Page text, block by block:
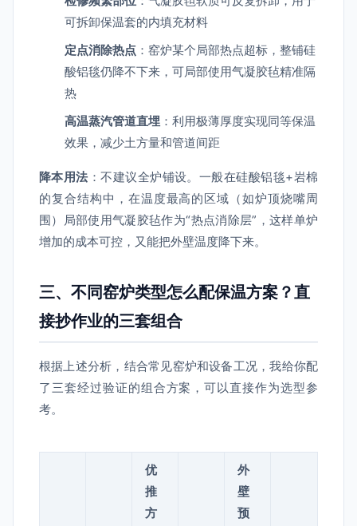
可拆卸保温套的内填充材料
定点消除热点 ：窑炉某个局部热点超标，整铺硅
酸铝毯仍降不下来，可局部使用气凝胶毡精准隔
热
高温蒸汽管道直埋 ：利用极薄厚度实现同等保温
效果，减少土方量和管道间距
降本用法 ：不建议全炉铺设。一般在硅酸铝毯+岩棉
的复合结构中，在温度最高的区域（如炉顶烧嘴周
围）局部使用气凝胶毡作为“热点消除层”，这样单炉
增加的成本可控，又能把外壁温度降下来。
三、不同窑炉类型怎么配保温方案？直
接抄作业的三套组合
根据上述分析，结合常见窑炉和设备工况，我给你配
了三套经过验证的组合方案，可以直接作为选型参
考。
优
推
方
外
壁
预